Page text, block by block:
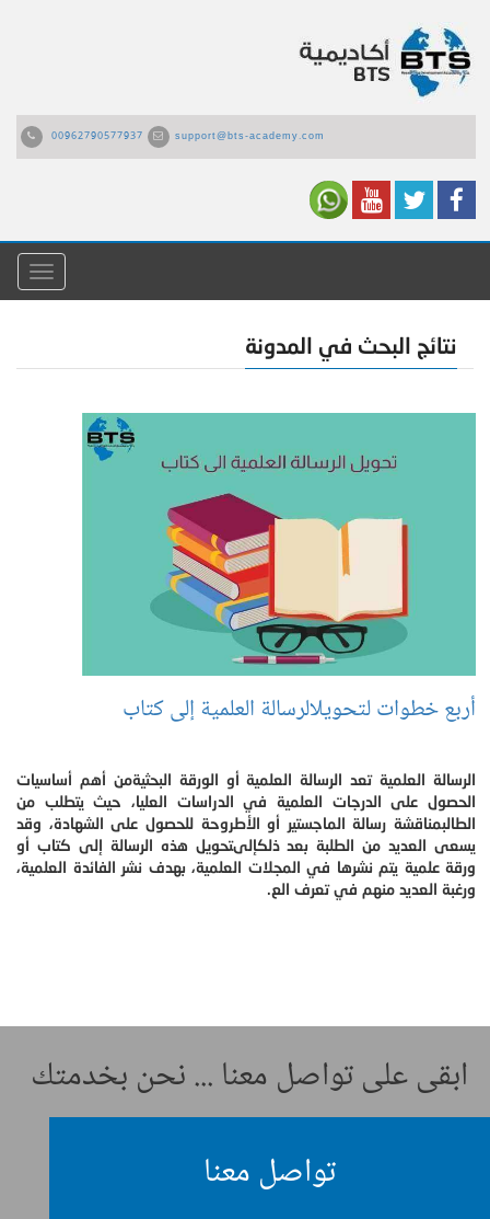
00962790577937 support@bts-academy.com
القائمة
نتائج البحث في المدونة
أربع خطوات لتحويلالرسالة العلمية إلى كتاب
الرسالة العلمية تعد الرسالة العلمية أو الورقة البحثيةمن أهم أساسيات
الحصول على الدرجات العلمية في الدراسات العليا، حيث يتطلب من
الطالبمناقشة رسالة الماجستير أو الأطروحة للحصول على الشهادة، وقد
يسعى العديد من الطلبة بعد ذلكإلىتحويل هذه الرسالة إلى كتاب أو
ورقة علمية يتم نشرها في المجلات العلمية، بهدف نشر الفائدة العلمية،
ورغبة العديد منهم في تعرف الع.
ابقى على تواصل معنا ... نحن بخدمتك
تواصل معنا